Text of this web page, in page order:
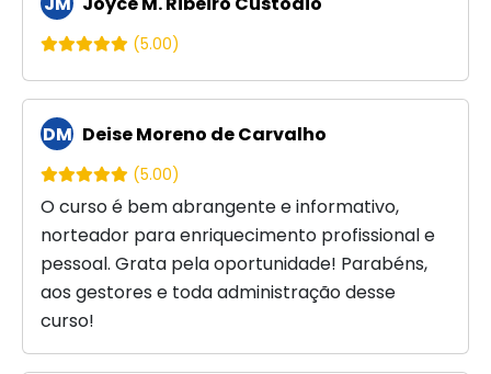
(5.00)
DM Deise Moreno de Carvalho
(5.00)
O curso é bem abrangente e informativo,
norteador para enriquecimento profissional e
pessoal. Grata pela oportunidade! Parabéns,
aos gestores e toda administração desse
curso!